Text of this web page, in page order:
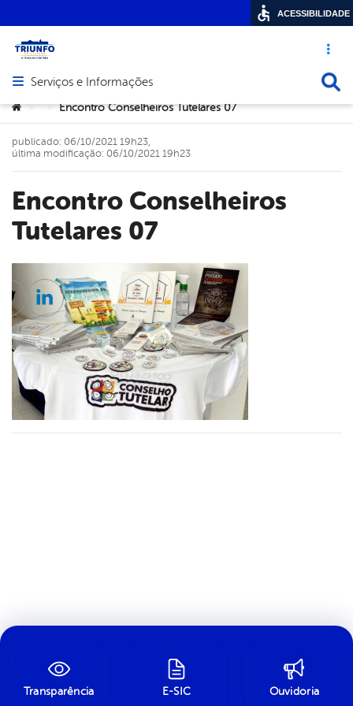
Acesso
Abrir menu principal de navegação
Serviços e Informações
Você está aqui:
> > Encontro Conselheiros Tutelares 07
Encontro Conselheiros
Tutelares 07
publicado: 06/10/2021 19h23,
última modificação: 06/10/2021 19h23
Twitter
Linkedin
Transparência E-SIC Ouvidoria
ACESSIBILIDADE